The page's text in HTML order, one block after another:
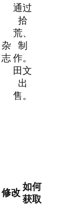
杂
志
通过
拾
荒、
制
作。
田文
出
售。
修改如何
获取